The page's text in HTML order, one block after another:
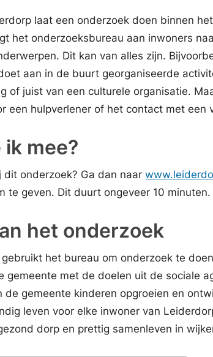
laat een onderzoek doen binnen
het onderzoeksbureau aan inwoners
Dit kan van alles zijn.
aan in de buurt georganiseerde
of juist van een culturele organisatie.
een hulpverlener of het contact met een
ik mee?
dit onderzoek? Ga dan naar
te geven. Dit duurt ongeveer 10 minuten.
het onderzoek
het bureau om onderzoek te
gemeente met de doelen uit de sociale
de gemeente kinderen opgroeien en
leven voor elke inwoner van
dorp en prettig samenleven in